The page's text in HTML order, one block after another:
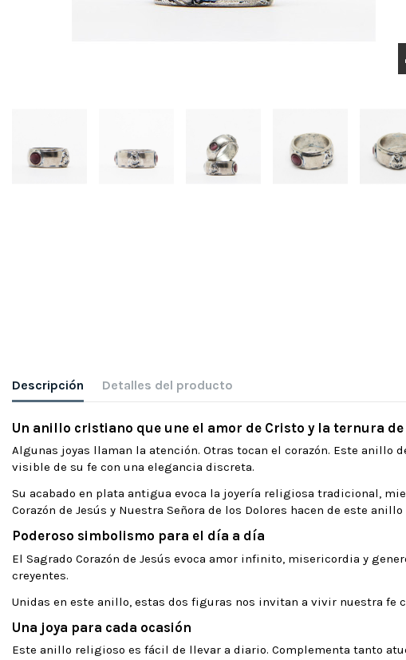
Descripción Detalles del producto
Un anillo cristiano que une el amor de Cristo y la ternura
Algunas joyas llaman la atención. Otras tocan el corazón. Este anillo
visible de su fe con una elegancia discreta.
Su acabado en plata antigua evoca la joyería religiosa tradicional,
Corazón de Jesús y Nuestra Señora de los Dolores hacen de este
Poderoso simbolismo para el día a día
El Sagrado Corazón de Jesús evoca amor infinito, misericordia y
creyentes.
Unidas en este anillo, estas dos figuras nos invitan a vivir nuestra fe
Una joya para cada ocasión
Este anillo religioso es fácil de llevar a diario. Complementa tanto